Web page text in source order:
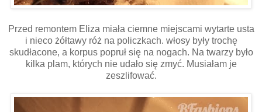
Przed remontem Eliza miała ciemne miejscami wytarte usta
i nieco żółtawy róż na policzkach. włosy były trochę
skudłacone, a korpus popruł się na nogach. Na twarzy było
kilka plam, których nie udało się zmyć. Musiałam je
zeszlifować.